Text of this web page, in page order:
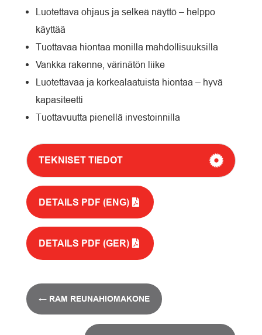
Luotettava ohjaus ja selkeä näyttö – helppo
käyttää
Tuottavaa hiontaa monilla mahdollisuuksilla
Vankka rakenne, värinätön liike
Luotettavaa ja korkealaatuista hiontaa – hyvä
kapasiteetti
Tuottavuutta pienellä investoinnilla
TEKNISET TIEDOT
DETAILS PDF (ENG)
DETAILS PDF (GER)
← RAM REUNAHIOMAKONE